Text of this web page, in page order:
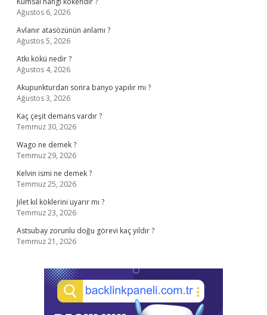
Ağustos 6, 2026
Avlanır atasözünün anlamı ?
Ağustos 5, 2026
Atkı kökü nedir ?
Ağustos 4, 2026
Akupunkturdan sonra banyo yapılır mı ?
Ağustos 3, 2026
Kaç çeşit demans vardır ?
Temmuz 30, 2026
Wago ne demek ?
Temmuz 29, 2026
Kelvin ismi ne demek ?
Temmuz 25, 2026
Jilet kıl köklerini uyarır mı ?
Temmuz 23, 2026
Astsubay zorunlu doğu görevi kaç yıldır ?
Temmuz 21, 2026